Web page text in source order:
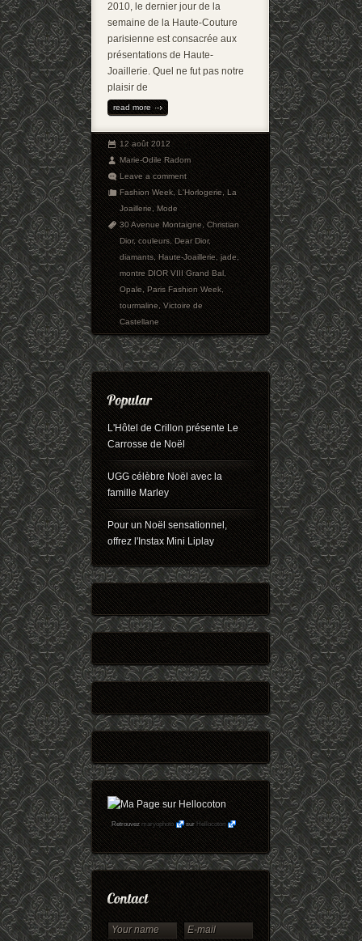
2010, le dernier jour de la
semaine de la Haute-Couture
parisienne est consacrée aux
présentations de Haute-
Joaillerie. Quel ne fut pas notre
plaisir de
read more
12 août 2012
Marie-Odile Radom
Leave a comment
Fashion Week,L'Horlogerie,La
Joaillerie,Mode
30 Avenue Montaigne,Christian
Dior,couleurs,Dear Dior,
diamants,Haute-Joaillerie,jade,
montre DIOR VIII Grand Bal,
Opale,Paris Fashion Week,
tourmaline,Victoire de
Castellane
L'Hôtel de Crillon présente Le
Carrosse de Noël
UGG célèbre Noël avec la
famille Marley
Pour un Noël sensationnel,
offrez l'Instax Mini Liplay
Retrouvezmaryophoto surHellocoton